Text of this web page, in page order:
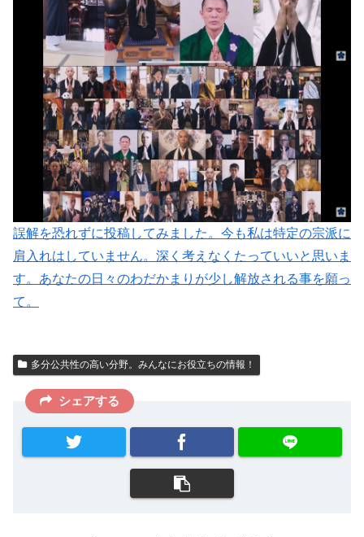
誤解を恐れずに投稿してみました。今も私は特定の宗派に
肩入れはしていません。深く考えなくたっていいと思いま
す。あなたの日々のわだかまりが少し解放される事を願っ
て。
多分公共性の高い分野。みんなにお役立ちの情報！
シェアする